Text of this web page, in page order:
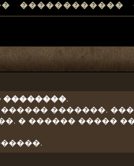
������������
��������
�������.
� ������ �����